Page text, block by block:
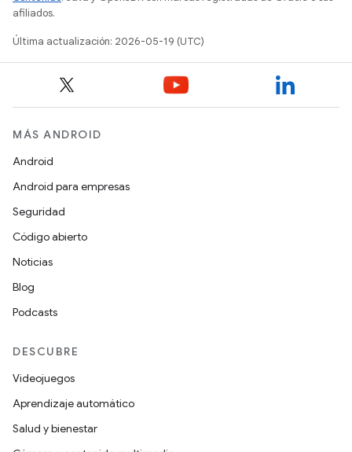
afiliados.
Última actualización: 2026-05-19 (UTC)
MÁS ANDROID
Android
Android para empresas
Seguridad
Código abierto
Noticias
Blog
Podcasts
DESCUBRE
Videojuegos
Aprendizaje automático
Salud y bienestar